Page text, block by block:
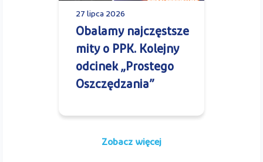
27 lipca 2026
Obalamy najczęstsze
mity o PPK. Kolejny
odcinek „Prostego
Oszczędzania”
Zobacz więcej